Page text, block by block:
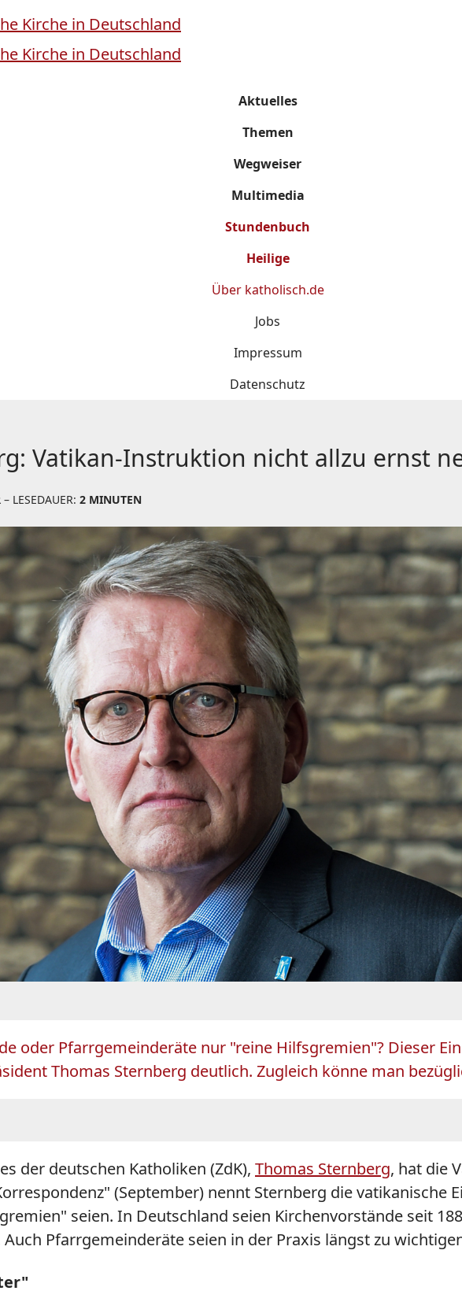
Aktuelles
Themen
Wegweiser
Multimedia
Stundenbuch
Heilige
Über katholisch.de
Jobs
Impressum
Datenschutz
Vatikan-Instruktion nicht allzu ernst
– LESEDAUER: 2 MINUTEN
oder Pfarrgemeinderäte nur "reine Hilfsgremien"? Dieser
Thomas Sternberg deutlich. Zugleich könne man
der deutschen Katholiken (ZdK), Thomas Sternberg, hat die
(September) nennt Sternberg die vatikanische
seien. In Deutschland seien Kirchenvorstände seit
Pfarrgemeinderäte seien in der Praxis längst zu